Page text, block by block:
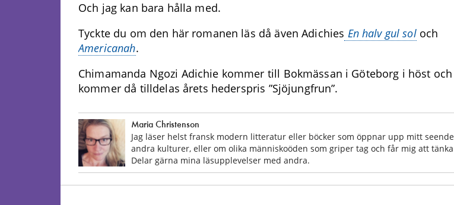
Och jag kan bara hålla med.
Tyckte du om den här romanen läs då även Adichies En halv gul soloch
Americanah.
Chimamanda Ngozi Adichie kommer till Bokmässan i Göteborg i höst och
kommer då tilldelas årets hederspris ”Sjöjungfrun”.
Maria Christenson
Jag läser helst fransk modern litteratur eller böcker som öppnar upp mitt
andra kulturer, eller om olika människoöden som griper tag och får mig att
Delar gärna mina läsupplevelser med andra.